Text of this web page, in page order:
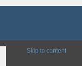
Skip to content